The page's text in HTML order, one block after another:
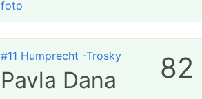
foto
#11 Humprecht -Trosky
Pavla Dana
82